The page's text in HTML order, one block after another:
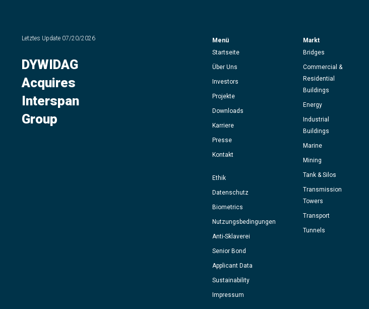
Letztes Update 07/20/2026
DYWIDAG
Acquires
Interspan
Group
Menü
Startseite
Über Uns
Investors
Projekte
Downloads
Karriere
Presse
Kontakt
Ethik
Datenschutz
Biometrics
Nutzungsbedingungen
Anti-Sklaverei
Senior Bond
Applicant Data
Sustainability
Impressum
Markt
Bridges
Commercial &
Residential
Buildings
Energy
Industrial
Buildings
Marine
Mining
Tank & Silos
Transmission
Towers
Transport
Tunnels